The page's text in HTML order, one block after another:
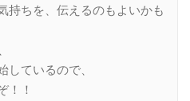
持ちを、伝えるのもよいかも
しているので、
！！